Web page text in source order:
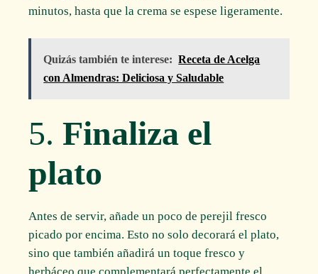
minutos, hasta que la crema se espese ligeramente.
Quizás también te interese: Receta de Acelga
con Almendras: Deliciosa y Saludable
5.Finaliza el
plato
Antes de servir, añade un poco de perejil fresco
picado por encima. Esto no solo decorará el plato,
sino que también añadirá un toque fresco y